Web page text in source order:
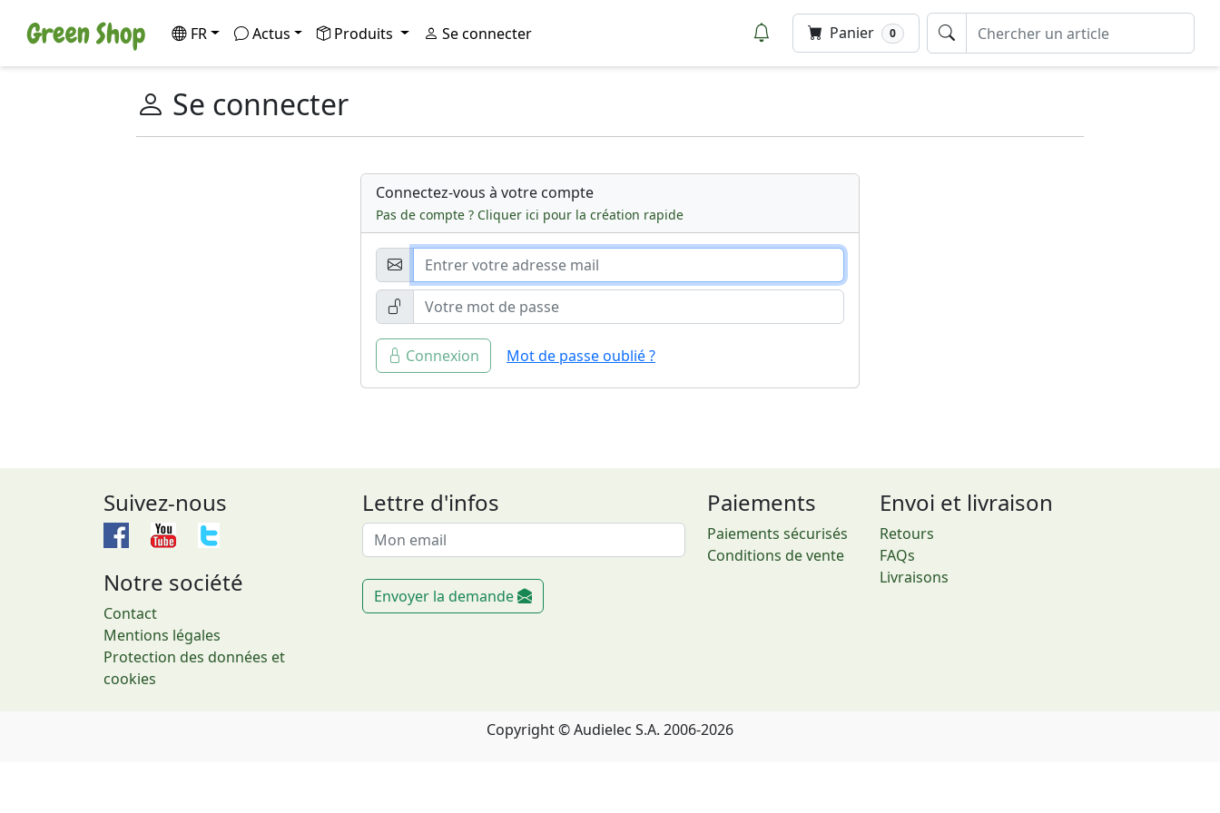
FR Actus Produits Se connecter Panier 0
Se connecter
Connectez-vous à votre compte
Pas de compte ? Cliquer ici pour la création rapide
Connexion Mot de passe oublié ?
Suivez-nous
Notre société
Contact
Mentions légales
Protection des données et
cookies
Lettre d'infos
Envoyer la demande
Paiements
Paiements sécurisés
Conditions de vente
Envoi et livraison
Retours
FAQs
Livraisons
Copyright © Audielec S.A. 2006-2026